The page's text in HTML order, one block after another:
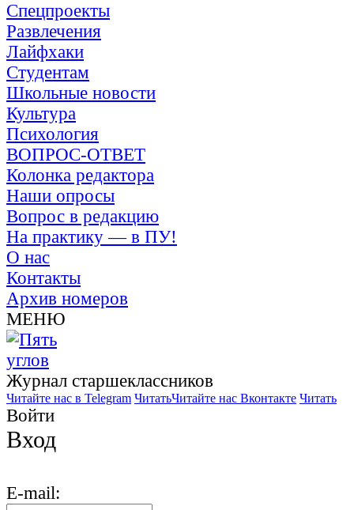
Спецпроекты
Развлечения
Лайфхаки
Студентам
Школьные новости
Культура
Психология
ВОПРОС-ОТВЕТ
Колонка редактора
Наши опросы
Вопрос в редакцию
На практику — в ПУ!
О нас
Контакты
Архив номеров
МЕНЮ
Журнал старшекласcников
Читайте нас в Telegram ЧитатьЧитайте нас Вконтакте Читать
Войти
Вход
E-mail: